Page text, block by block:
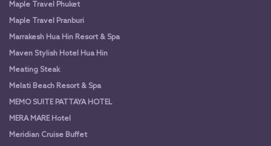
Maple Travel Phuket
Maple Travel Pranburi
Marrakesh Hua Hin Resort & Spa
Maven Stylish Hotel Hua Hin
Meating Steak
Melati Beach Resort & Spa
MEMO SUITE PATTAYA HOTEL
MERA MARE Hotel
Meridian Cruise Buffet